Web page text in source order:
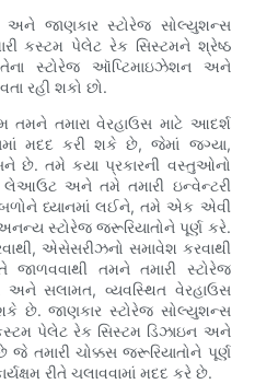
જાણકાર સ્ટોરેજ સોલ્યુશન્સ
કસ્ટમ પેલેટ રેક સિસ્ટમને શ્રેષ્ઠ
સ્ટોરેજ ઑપ્ટિમાઇઝેશન અને
રહી શકો છો.
તમને તમારા વેરહાઉસ માટે આદર્શ
મદદ કરી શકે છે, જેમાં જગ્યા,
છે. તમે કયા પ્રકારની વસ્તુઓનો
લેઆઉટ અને તમે તમારી ઇન્વેન્ટરી
ધ્યાનમાં લઈને, તમે એક એવી
સ્ટોરેજ જરૂરિયાતોને પૂર્ણ કરે.
એસેસરીઝનો સમાવેશ કરવાથી
જાળવવાથી તમને તમારી સ્ટોરેજ
અને સલામત, વ્યવસ્થિત વેરહાઉસ
છે. જાણકાર સ્ટોરેજ સોલ્યુશન્સ
પેલેટ રેક સિસ્ટમ ડિઝાઇન અને
તમારી ચોક્કસ જરૂરિયાતોને પૂર્ણ
રીતે ચલાવવામાં મદદ કરે છે.